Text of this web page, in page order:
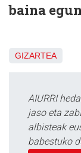
baina
GIZARTEA
AIURRI
jaso eta
albisteak
babestuko